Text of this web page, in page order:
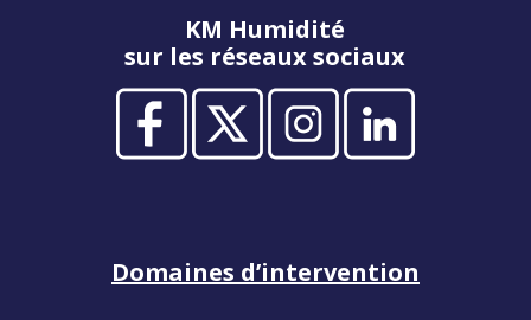
KM Humidité
sur les réseaux sociaux
Domaines d’intervention